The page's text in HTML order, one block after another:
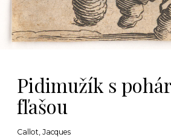
Pidimužík s
fľašou
Callot, Jacques